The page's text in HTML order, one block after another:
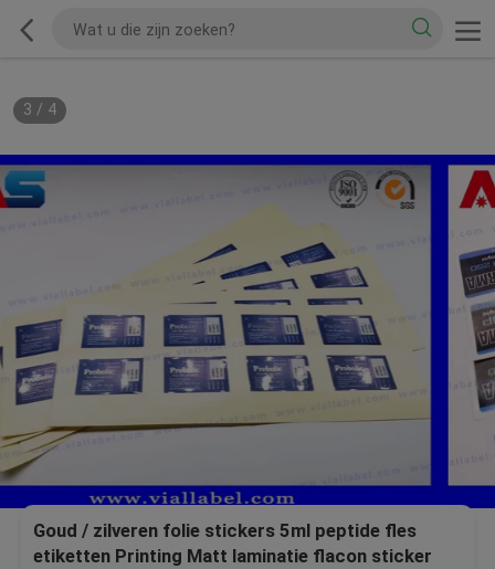
3 / 4
Goud / zilveren folie stickers 5ml peptide fles
etiketten Printing Matt laminatie flacon sticker